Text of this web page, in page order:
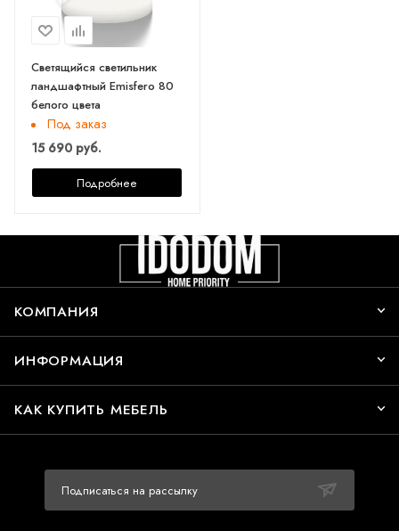
Светящийся светильник
ландшафтный Emisfero 80
белого цвета
Под заказ
15 690 руб.
Подробнее
КОМПАНИЯ
ИНФОРМАЦИЯ
КАК КУПИТЬ МЕБЕЛЬ
Подписаться на рассылку